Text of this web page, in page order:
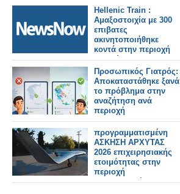
Daniel 188 εκατ. ευρώ.
Hellenic Train :
Αμαξοστοιχία με 300
επιβατες
ακινητοποιήθηκε
κοντά στην περιοχή
της σήραγγας
Όθρυος, λόγω
τεχνικού
προβλήματος.
Προσωπικός Γιατρός:
Αποκαταστάθηκε ξανά
το πρόβλημα στην
αναζήτηση ανά
περιοχή
προγραμματισμένη
ΑΣΚΗΣΗ ΑΡΧΥΤΑΣ
2026 επιχειρησιακής
ετοιμότητας στην
περιοχή
Μαυρομαντήλας